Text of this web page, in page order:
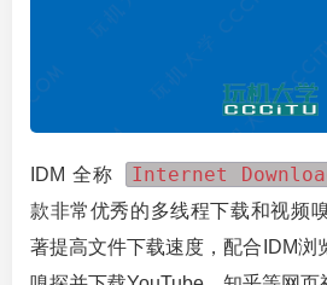
IDM 全称 Internet
款非常优秀的多线程下载和视频
著提高文件下载速度，配合IDM浏